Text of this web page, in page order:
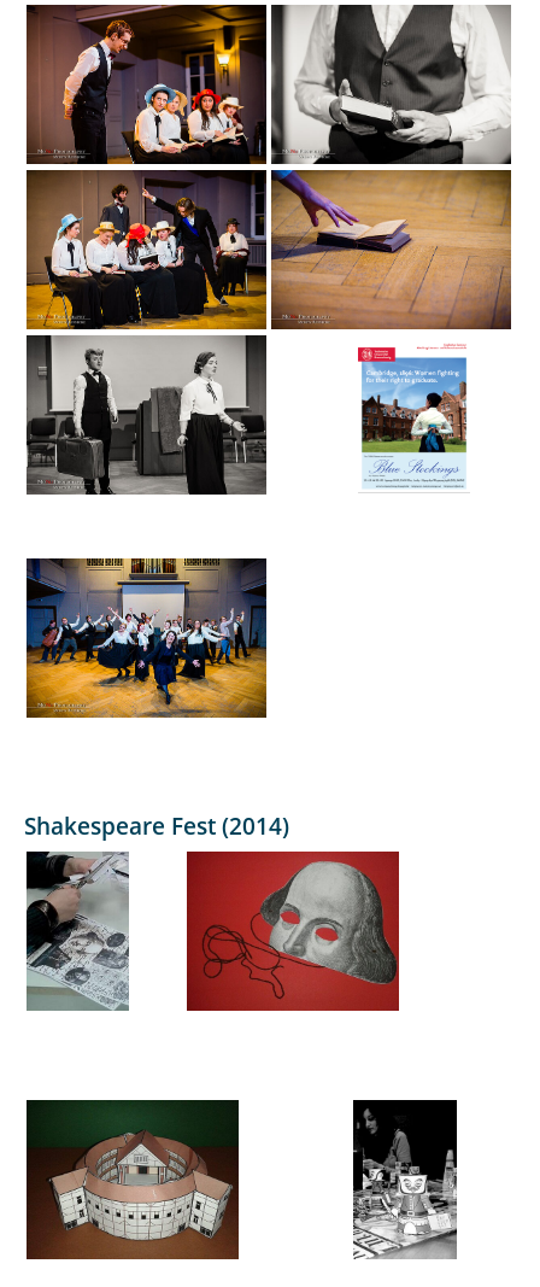
Shakespeare Fest (2014)